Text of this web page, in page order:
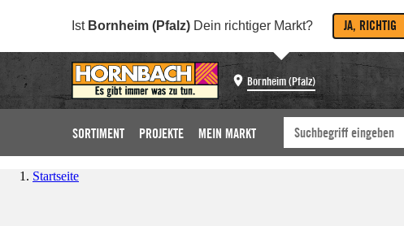
Ist Bornheim (Pfalz) Dein richtiger Markt? JA, RICHTIG
Bornheim (Pfalz)
SORTIMENT PROJEKTE MEIN MARKT
Startseite